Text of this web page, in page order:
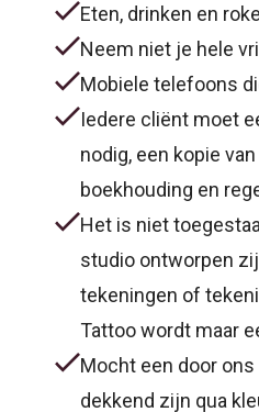
Eten, drinken en
Neem niet je hele
Mobiele telefoons
Iedere cliënt moet
nodig, een kopie
boekhouding en
Het is niet
studio ontworpen
tekeningen of
Tattoo wordt maar
Mocht een door
dekkend zijn qua